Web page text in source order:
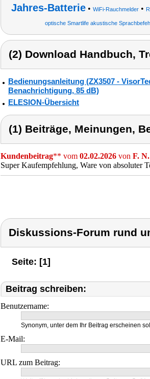
Jahres-Batterie• WiFi-Rauchmelder•
optische Smartlife akustische
(2) Download Handbuch,
Bedienungsanleitung (ZX3507 -
Benachrichtigung, 85 dB)
ELESION-Übersicht
(1) Beiträge, Meinungen,
Kundenbeitrag** vom 02.02.2026 von F. N.
Super Kaufempfehlung, Ware von absoluter
Diskussions-Forum rund
Seite: [1]
Beitrag schreiben:
Benutzername:
Synonym, unter dem Ihr Beitrag erscheinen soll
E-Mail:
URL zum Beitrag: